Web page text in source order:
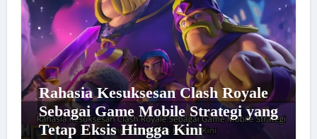
Rahasia Kesuksesan Clash Royale
Sebagai Game Mobile Strategi yang
Tetap Eksis Hingga Kini